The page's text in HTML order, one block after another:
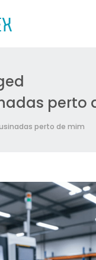
TVE
perto
perto de mim